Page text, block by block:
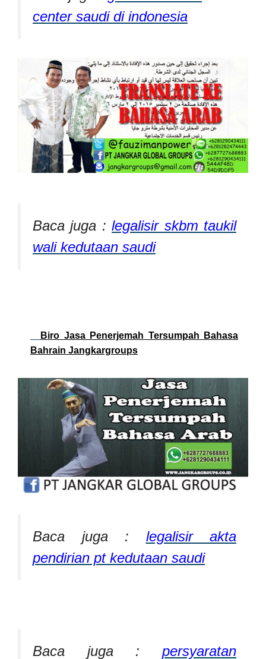
center saudi di indonesia
Baca juga :legalisir skbm taukil
wali kedutaan saudi
Biro Jasa Penerjemah Tersumpah Bahasa
Bahrain Jangkargroups
Baca juga : legalisir akta
pendirian pt kedutaan saudi
Baca juga : persyaratan